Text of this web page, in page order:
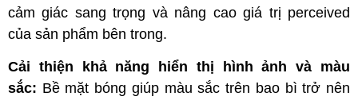
cảm giác sang trọng và nâng cao giá trị perceived
của sản phẩm bên trong.
Cải thiện khả năng hiển thị hình ảnh và màu
sắc: Bề mặt bóng giúp màu sắc trên bao bì trở nên